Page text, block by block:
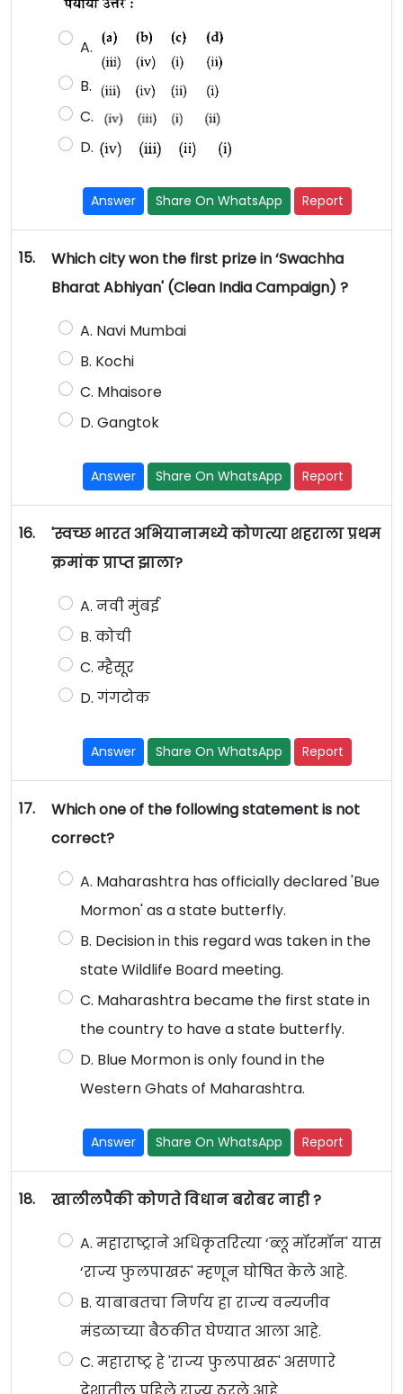
A.
B.
C.
D.
Answer Share On WhatsApp Report
15.
Which city won the first prize in ‘Swachha
Bharat Abhiyan' (Clean India Campaign) ?
A. Navi Mumbai
B. Kochi
C. Mhaisore
D. Gangtok
Answer Share On WhatsApp Report
16.
'स्वच्छ भारत अभियानामध्ये कोणत्या शहराला प्रथम
क्रमांक प्राप्त झाला?
A. नवी मुंबई
B. कोची
C. म्हैसूर
D. गंगटोक
Answer Share On WhatsApp Report
17.
Which one of the following statement is not
correct?
A. Maharashtra has officially declared 'Bue
Mormon' as a state butterfly.
B. Decision in this regard was taken in the
state Wildlife Board meeting.
C. Maharashtra became the first state in
the country to have a state butterfly.
D. Blue Mormon is only found in the
Western Ghats of Maharashtra.
Answer Share On WhatsApp Report
18. खालीलपैकी कोणते विधान बरोबर नाही ?
A. महाराष्ट्राने अधिकृतरित्या ‘ब्लू मॉरमॉन' यास
‘राज्य फुलपाखरू' म्हणून घोषित केले आहे.
B. याबाबतचा निर्णय हा राज्य वन्यजीव
मंडळाच्या बैठकीत घेण्यात आला आहे.
C. महाराष्ट्र हे 'राज्य फुलपाखरू' असणारे